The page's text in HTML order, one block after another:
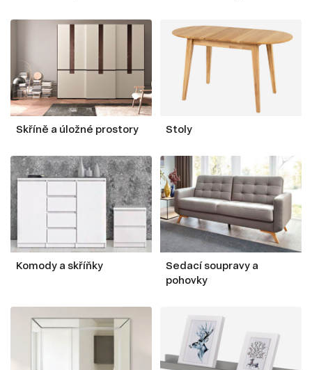
Skříně a úložné prostory Stoly
Komody a skříňky
Sedací soupravy a
pohovky